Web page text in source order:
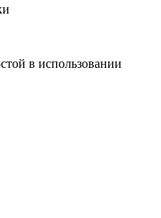
в использовании